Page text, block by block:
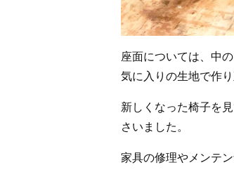
座面については、中
気に入りの生地で作り
新しくなった椅子を
さいました。
家具の修理やメンテ